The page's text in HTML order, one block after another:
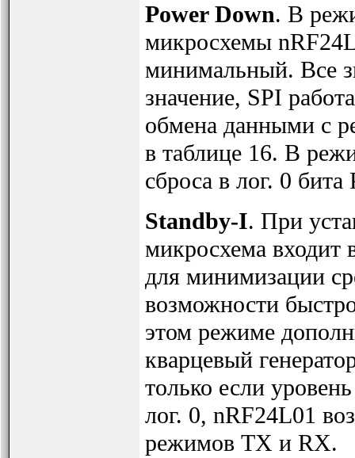
Power Down. В
микросхемы
минимальный. Все
значение, SPI
обмена данными с
в таблице 16. В
сброса в лог. 0
Standby-I. При
микросхема входит
для минимизации
возможности
этом режиме
кварцевый
только если
лог. 0, nRF24L01
режимов TX и RX.